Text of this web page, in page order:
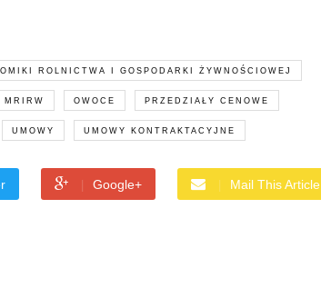
ROLNICTWA I GOSPODARKI ŻYWNOŚCIOWEJ
MRIRW OWOCE PRZEDZIAŁY CENOWE
UMOWY UMOWY KONTRAKTACYJNE
Google+ Mail This Article